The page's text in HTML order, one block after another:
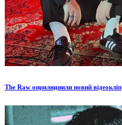
The Raw оприлюднили новий відеокліп